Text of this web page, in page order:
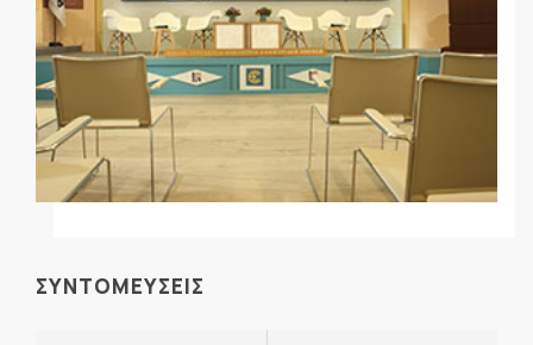
ΣΥΝΤΟΜΕΥΣΕΙΣ